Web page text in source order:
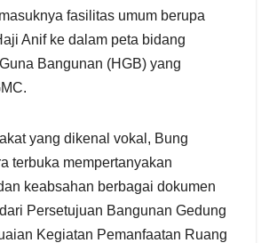
fasilitas umum berupa
Anif ke dalam peta bidang
Bangunan (HGB) yang
yang dikenal vokal, Bung
terbuka mempertanyakan
keabsahan berbagai dokumen
Persetujuan Bangunan Gedung
Kegiatan Pemanfaatan Ruang